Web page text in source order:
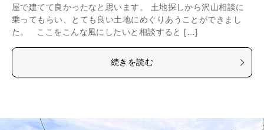
屋で建てて良かったなと思います。 土地探しから沢山相談に
乗ってもらい、とても良い土地にめぐりあうことができまし
た。 ここをこんな風にしたいと相談すると […]
続きを読む